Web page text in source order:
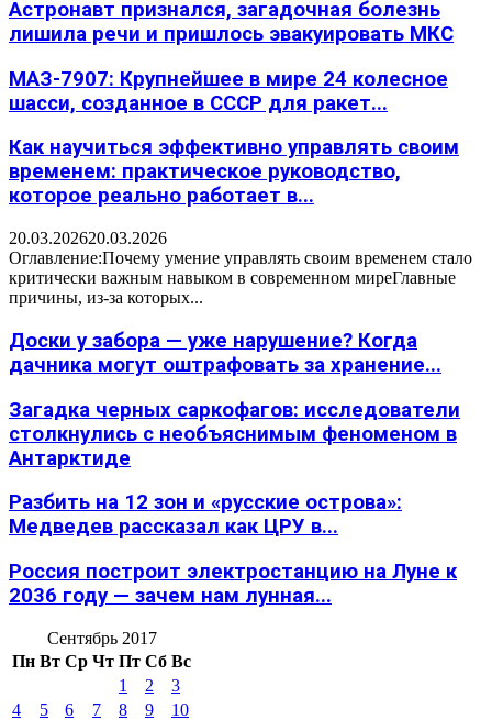
Астронавт признался, загадочная болезнь
лишила речи и пришлось эвакуировать МКС
МАЗ-7907: Крупнейшее в мире 24 колесное
шасси, созданное в СССР для ракет...
Как научиться эффективно управлять своим
временем: практическое руководство,
которое реально работает в...
20.03.202620.03.2026
Оглавление:Почему умение управлять своим временем стало
критически важным навыком в современном миреГлавные
причины, из-за которых...
Доски у забора — уже нарушение? Когда
дачника могут оштрафовать за хранение...
Загадка черных саркофагов: исследователи
столкнулись с необъяснимым феноменом в
Антарктиде
Разбить на 12 зон и «русские острова»:
Медведев рассказал как ЦРУ в...
Россия построит электростанцию на Луне к
2036 году — зачем нам лунная...
Сентябрь 2017
Пн Вт Ср Чт Пт Сб Вс
1
2
3
4
5 6 7 8 9
10